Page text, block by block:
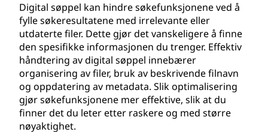
Digital søppel kan hindre søkefunksjonene ved å
fylle søkeresultatene med irrelevante eller
utdaterte filer. Dette gjør det vanskeligere å finne
den spesifikke informasjonen du trenger. Effektiv
håndtering av digital søppel innebærer
organisering av filer, bruk av beskrivende filnavn
og oppdatering av metadata. Slik optimalisering
gjør søkefunksjonene mer effektive, slik at du
finner det du leter etter raskere og med større
nøyaktighet.